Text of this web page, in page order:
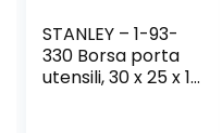
STANLEY – 1-93-
330 Borsa porta
utensili, 30 x 25 x 13